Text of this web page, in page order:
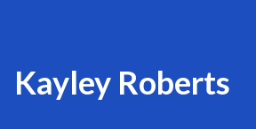
Kayley Roberts